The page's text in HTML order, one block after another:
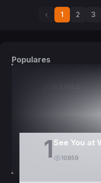
‹ 1 2 3
Populares
1 See You at
10859